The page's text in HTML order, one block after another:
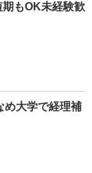
もOK未経験歓
め大学で経理補